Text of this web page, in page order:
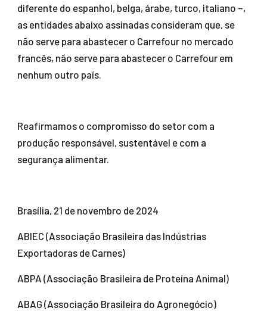
diferente do espanhol, belga, árabe, turco, italiano –,
as entidades abaixo assinadas consideram que, se
não serve para abastecer o Carrefour no mercado
francês, não serve para abastecer o Carrefour em
nenhum outro país.
Reafirmamos o compromisso do setor com a
produção responsável, sustentável e com a
segurança alimentar.
Brasília, 21 de novembro de 2024
ABIEC (Associação Brasileira das Indústrias
Exportadoras de Carnes)
ABPA (Associação Brasileira de Proteína Animal)
ABAG (Associação Brasileira do Agronegócio)